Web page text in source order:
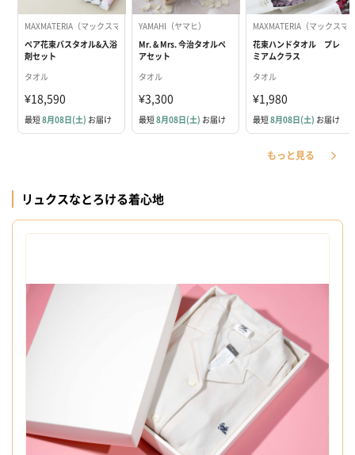
MAXMATERIA（マックスマテリア）, HAA（ハー）
ペア花束バスタオル&入浴
剤セット
タオル
¥18,590
最短8月08日(土) お届け
YAMAHI（ヤマヒ）
Mr. & Mrs. 今治タオルペ
アセット
タオル
¥3,300
最短8月08日(土) お届け
MAXMATERIA（マックスマ
花束ハンドタオル プレ
ミアムクラス
タオル
¥1,980
最短8月08日(土) お届け
もっと見る
リュクスなとろける着心地